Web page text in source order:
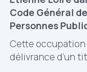
Code Général
Personnes
Cette
délivrance d’un